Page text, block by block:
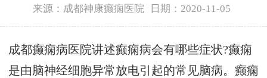
来源：成都神康癫痫医院 日期：2020-11-05
成都癫痫病医院讲述癫痫病会有哪些症状?癫痫
是由脑神经细胞异常放电引起的常见脑病。癫痫